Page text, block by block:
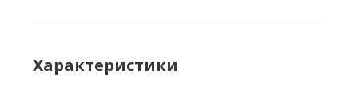
Характеристики